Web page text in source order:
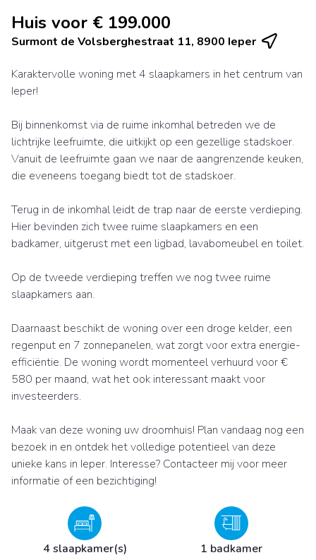
Huis voor € 199.000
Surmont de Volsberghestraat 11, 8900 Ieper
Karaktervolle woning met 4 slaapkamers in het centrum van
Ieper!
Bij binnenkomst via de ruime inkomhal betreden we de
lichtrijke leefruimte, die uitkijkt op een gezellige stadskoer.
Vanuit de leefruimte gaan we naar de aangrenzende keuken,
die eveneens toegang biedt tot de stadskoer.
Terug in de inkomhal leidt de trap naar de eerste verdieping.
Hier bevinden zich twee ruime slaapkamers en een
badkamer, uitgerust met een ligbad, lavabomeubel en toilet.
Op de tweede verdieping treffen we nog twee ruime
slaapkamers aan.
Daarnaast beschikt de woning over een droge kelder, een
regenput en 7 zonnepanelen, wat zorgt voor extra energie-
efficiëntie. De woning wordt momenteel verhuurd voor €
580 per maand, wat het ook interessant maakt voor
investeerders.
Maak van deze woning uw droomhuis! Plan vandaag nog een
bezoek in en ontdek het volledige potentieel van deze
unieke kans in Ieper. Interesse? Contacteer mij voor meer
informatie of een bezichtiging!
4 slaapkamer(s) 1 badkamer